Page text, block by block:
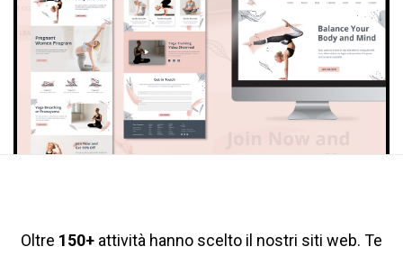
Oltre 150+ attività hanno scelto il nostri siti web. Te